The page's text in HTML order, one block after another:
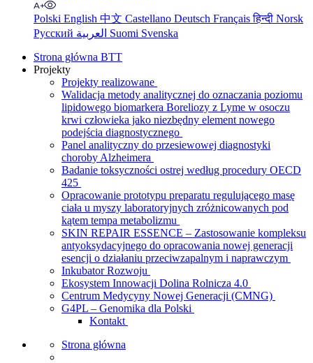
Polski English 中文 Castellano Deutsch Françaisहिन्दी Norsk
Русский
Suomi Svenska
Strona główna BTT
Projekty
Projekty realizowane
Walidacja metody analitycznej do oznaczania poziomu
lipidowego biomarkera Boreliozy z Lyme w osoczu
krwi człowieka jako niezbędny element nowego
podejścia diagnostycznego
Panel analityczny do przesiewowej diagnostyki
choroby Alzheimera
Badanie toksyczności ostrej według procedury OECD
425
Opracowanie prototypu preparatu regulującego masę
ciała u myszy laboratoryjnych zróżnicowanych pod
kątem tempa metabolizmu
SKIN REPAIR ESSENCE – Zastosowanie kompleksu
antyoksydacyjnego do opracowania nowej generacji
esencji o działaniu przeciwzapalnym i naprawczym
Inkubator Rozwoju
Ekosystem Innowacji Dolina Rolnicza 4.0
Centrum Medycyny Nowej Generacji (CMNG)
G4PL – Genomika dla Polski
Kontakt
Strona główna